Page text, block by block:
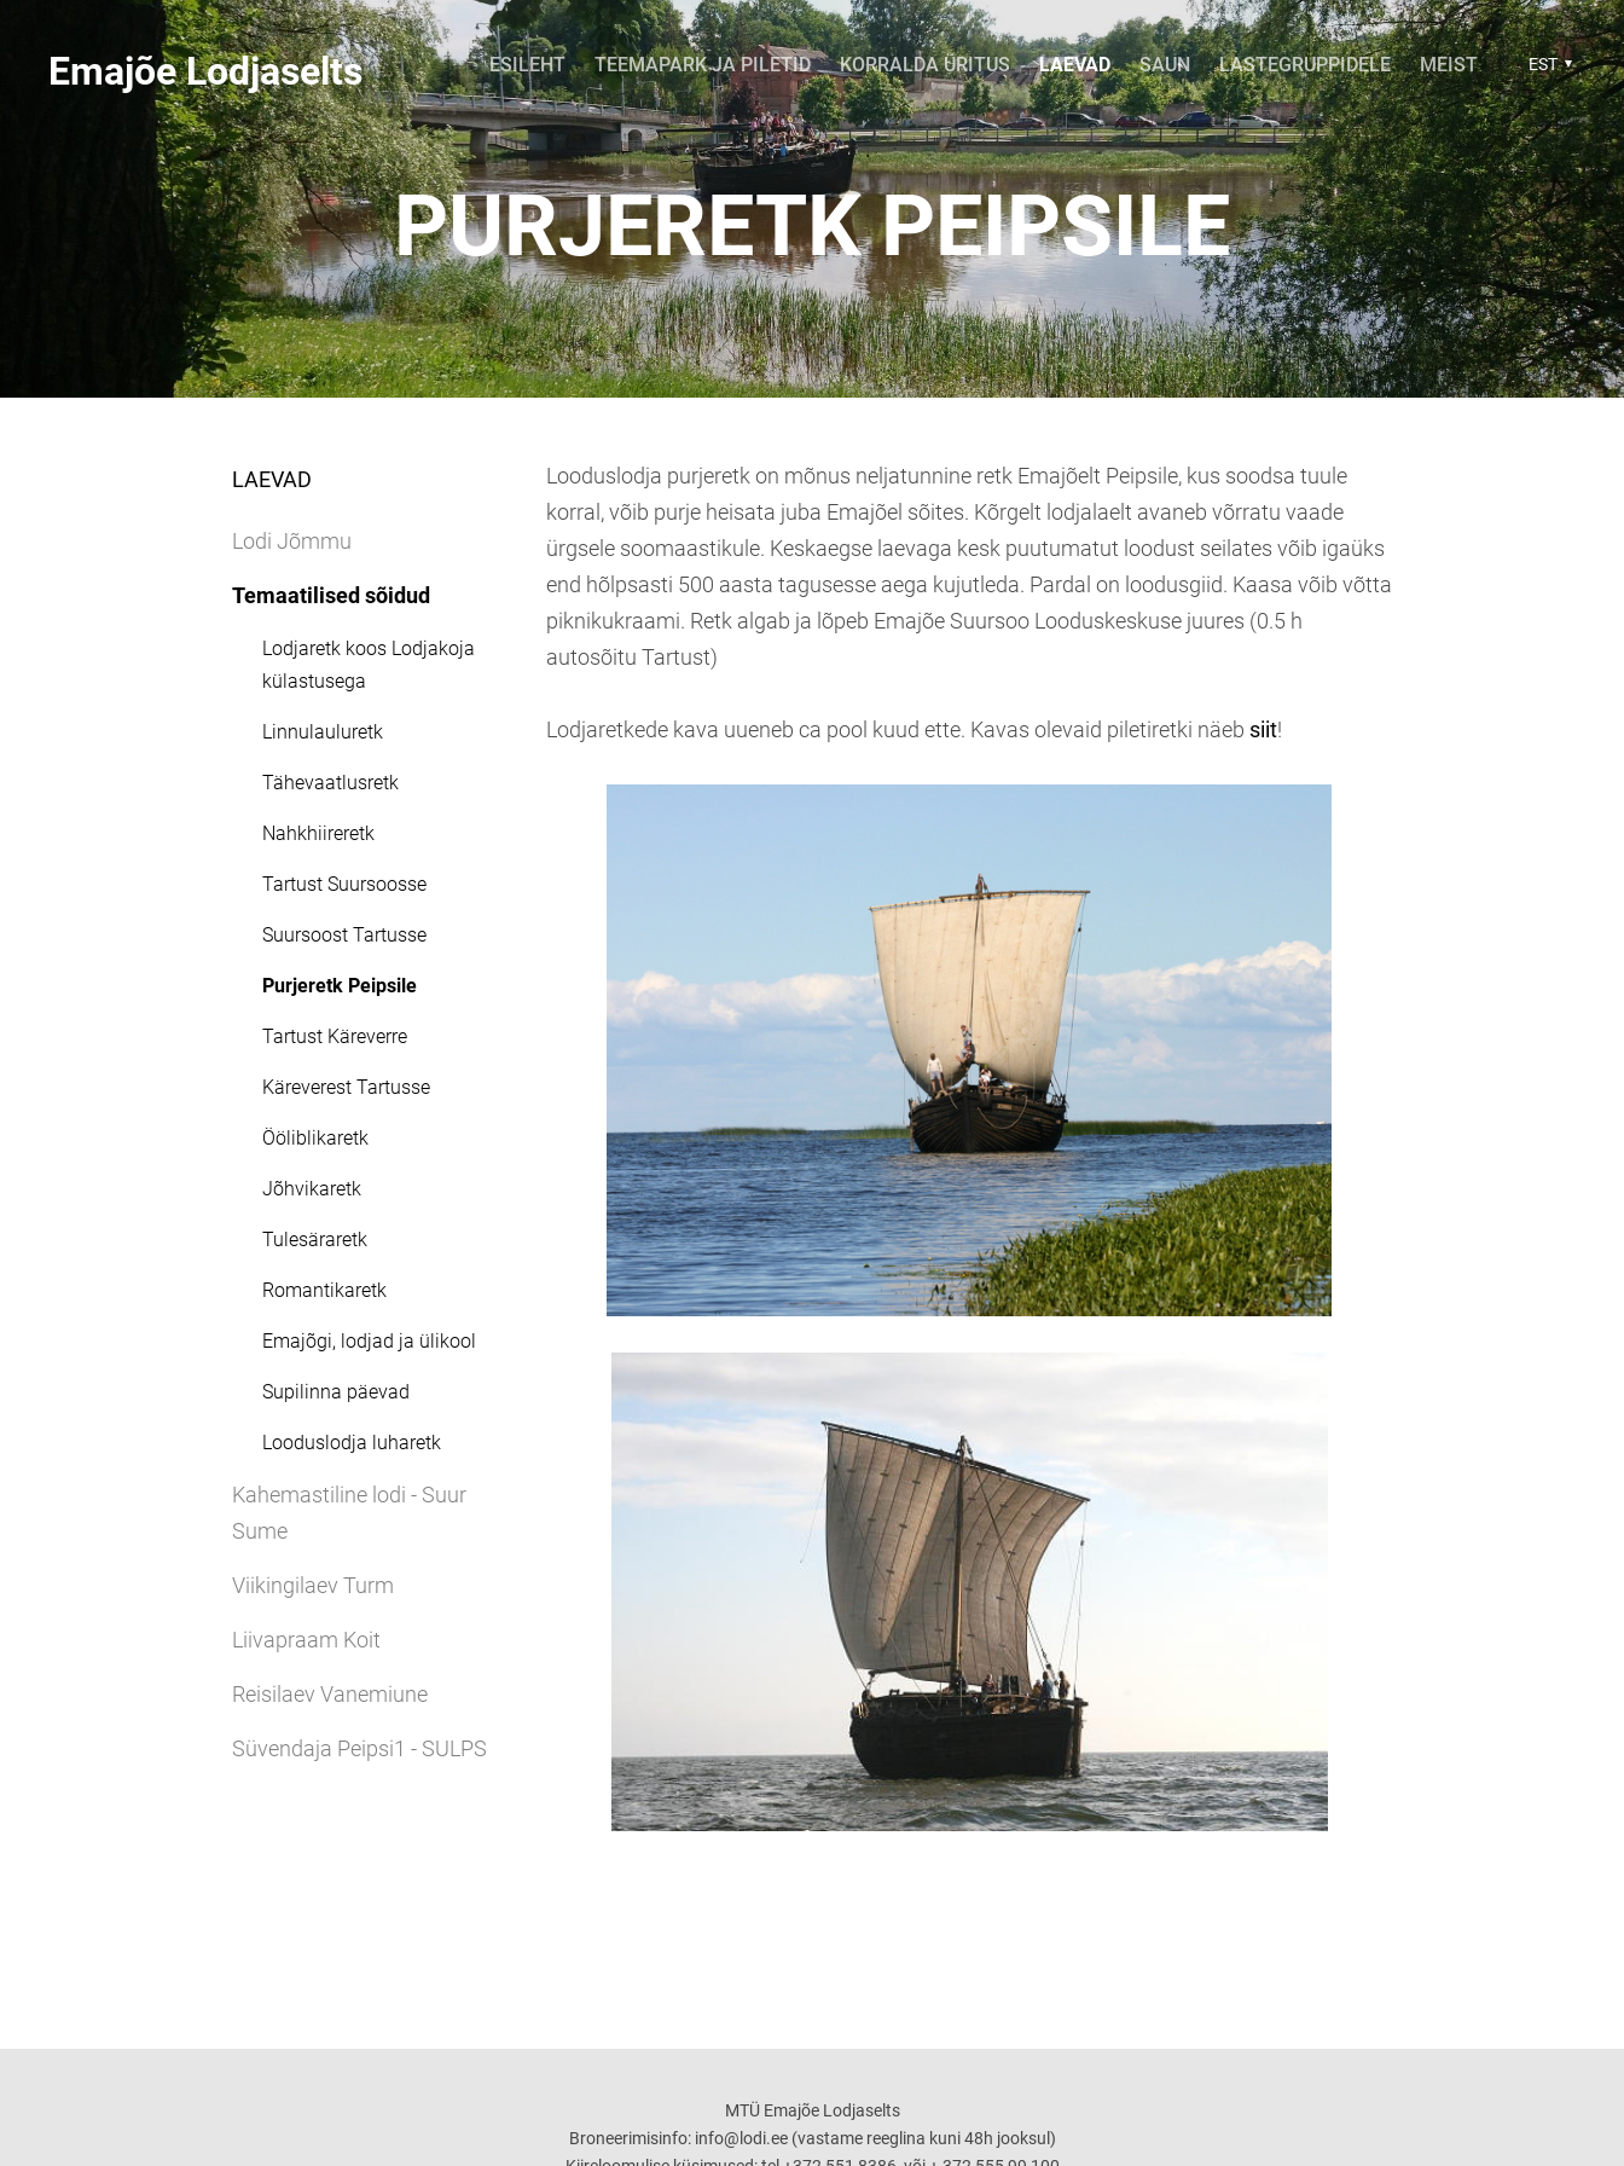
Emajõe Lodjaselts ESILEHT TEEMAPARK JA PILETID KORRALDA ÜRITUS LAEVAD SAUN LASTEGRUPPIDELE MEIST EST
PURJERETK PEIPSILE
LAEVAD
Lodi Jõmmu
Temaatilised sõidud
Lodjaretk koos Lodjakoja
külastusega
Linnulauluretk
Tähevaatlusretk
Nahkhiireretk
Tartust Suursoosse
Suursoost Tartusse
Purjeretk Peipsile
Tartust Käreverre
Käreverest Tartusse
Ööliblikaretk
Jõhvikaretk
Tulesäraretk
Romantikaretk
Emajõgi, lodjad ja ülikool
Supilinna päevad
Looduslodja luharetk
Kahemastiline lodi - Suur
Sume
Viikingilaev Turm
Liivapraam Koit
Reisilaev Vanemiune
Süvendaja Peipsi1 - SULPS
Looduslodja purjeretk on mõnus neljatunnine retk Emajõelt Peipsile, kus soodsa tuule
korral, võib purje heisata juba Emajõel sõites. Kõrgelt lodjalaelt avaneb võrratu vaade
ürgsele soomaastikule. Keskaegse laevaga kesk puutumatut loodust seilates võib igaüks
end hõlpsasti 500 aasta tagusesse aega kujutleda. Pardal on loodusgiid. Kaasa võib võtta
piknikukraami. Retk algab ja lõpeb Emajõe Suursoo Looduskeskuse juures (0.5 h
autosõitu Tartust)
Lodjaretkede kava uueneb ca pool kuud ette. Kavas olevaid piletiretki näeb siit!
MTÜ Emajõe Lodjaselts
Broneerimisinfo: info@lodi.ee (vastame reeglina kuni 48h jooksul)